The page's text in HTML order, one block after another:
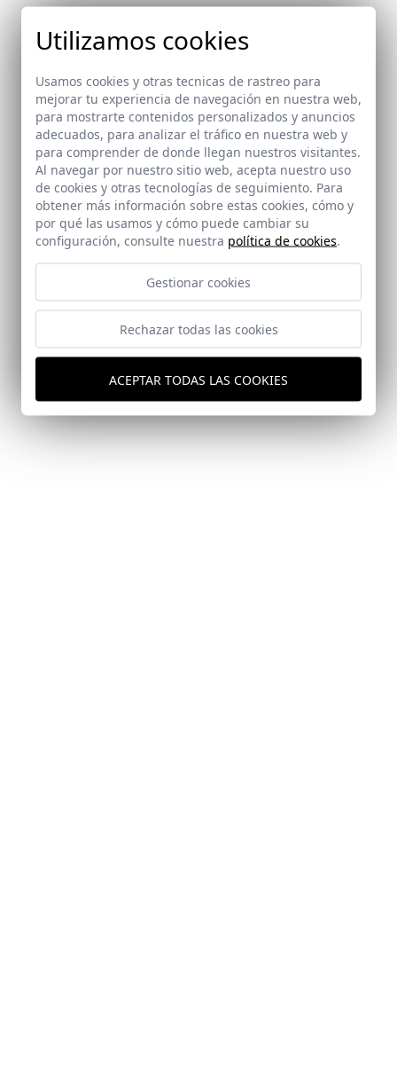
Utilizamos cookies
Usamos cookies y otras tecnicas de rastreo para
mejorar tu experiencia de navegación en nuestra web,
para mostrarte contenidos personalizados y anuncios
adecuados, para analizar el tráfico en nuestra web y
para comprender de donde llegan nuestros visitantes.
Al navegar por nuestro sitio web, acepta nuestro uso
de cookies y otras tecnologías de seguimiento. Para
obtener más información sobre estas cookies, cómo y
por qué las usamos y cómo puede cambiar su
configuración, consulte nuestra política de cookies.
Gestionar cookies
Rechazar todas las cookies
ACEPTAR TODAS LAS COOKIES